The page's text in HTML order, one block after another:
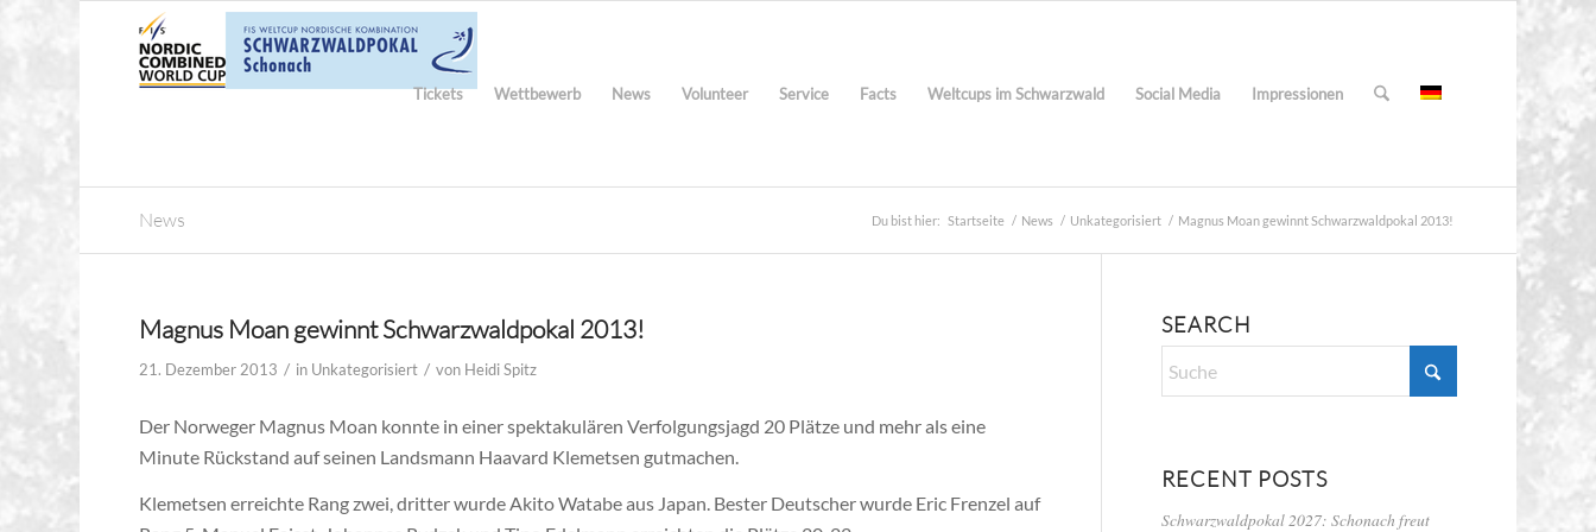
Tickets Wettbewerb News Volunteer Service Facts Weltcups im Schwarzwald Social Media Impressionen
News Du bist hier: Startseite / News / Unkategorisiert / Magnus Moan gewinnt Schwarzwaldpokal 2013!
Magnus Moan gewinnt Schwarzwaldpokal 2013!
21. Dezember 2013 / in Unkategorisiert / von Heidi Spitz
Der Norweger Magnus Moan konnte in einer spektakulären Verfolgungsjagd 20 Plätze und mehr als eine
Minute Rückstand auf seinen Landsmann Haavard Klemetsen gutmachen.
Klemetsen erreichte Rang zwei, dritter wurde Akito Watabe aus Japan. Bester Deutscher wurde Eric Frenzel auf
SEARCH
RECENT POSTS
Schwarzwaldpokal 2027: Schonach freut